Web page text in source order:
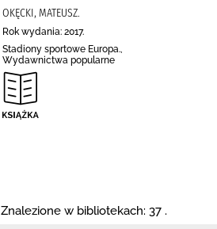
OKĘCKI, MATEUSZ.
Rok wydania: 2017.
Stadiony sportowe Europa.,
Wydawnictwa popularne
Znalezione w bibliotekach: 37 .